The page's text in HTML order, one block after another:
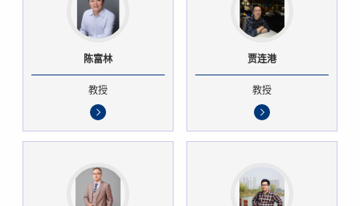
陈富林
教授
贾连港
教授